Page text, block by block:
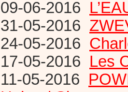
09-06-2016
31-05-2016
24-05-2016
17-05-2016 Les
11-05-2016